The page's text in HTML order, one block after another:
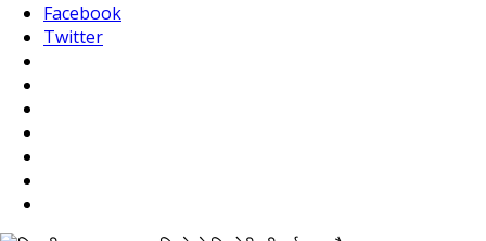
Facebook
Twitter